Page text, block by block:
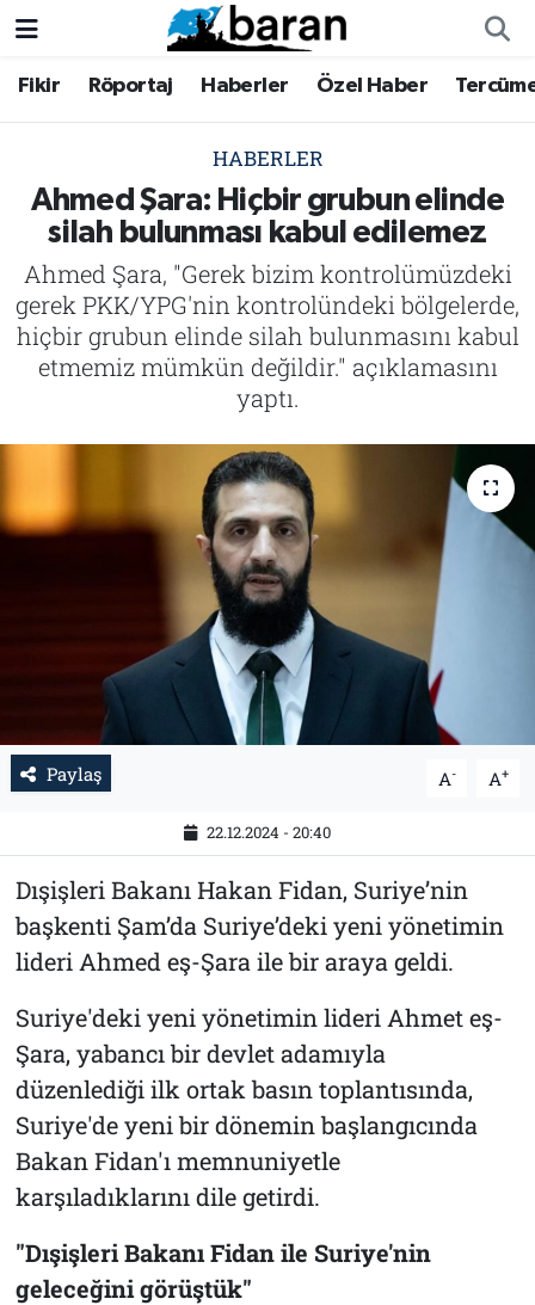
Fikir Röportaj Haberler Özel Haber
HABERLER
Ahmed Şara: Hiçbir grubun elinde
silah bulunması kabul edilemez
Ahmed Şara, "Gerek bizim kontrolümüzdeki
gerek PKK/YPG'nin kontrolündeki bölgelerde,
hiçbir grubun elinde silah bulunmasını kabul
etmemiz mümkün değildir." açıklamasını
yaptı.
Paylaş A- A+
22.12.2024 - 20:40
Dışişleri Bakanı Hakan Fidan, Suriye’nin
başkenti Şam’da Suriye’deki yeni yönetimin
lideri Ahmed eş-Şara ile bir araya geldi.
Suriye'deki yeni yönetimin lideri Ahmet eş-
Şara, yabancı bir devlet adamıyla
düzenlediği ilk ortak basın toplantısında,
Suriye'de yeni bir dönemin başlangıcında
Bakan Fidan'ı memnuniyetle
karşıladıklarını dile getirdi.
"Dışişleri Bakanı Fidan ile Suriye'nin
geleceğini görüştük"
Fikir
Haberler
Özel Haber
Tercüme
Büyük Doğu-İbda
Dergi
Fikir
Haberler
Özel Haber
Tercüme
Büyük Doğu-İbda
Dergi
Nöbetçi Eczaneler
Trafik Durumu
Süper Lig Puan Durumu ve Fikstür
Tüm Manşetler
Son Dakika Haberleri